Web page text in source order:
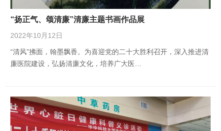
“扬正气、颂清廉”清廉主题书画作品展
2022年10月12日
“清风”拂面，翰墨飘香。为喜迎党的二十大胜利召开，深入推进清
廉医院建设，弘扬清廉文化，培养广大医…